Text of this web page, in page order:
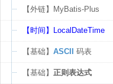
【外链】MyBatis-Plus
【时间】LocalDateTime
【基础】 ASCII 码表
【基础】 正则表达式